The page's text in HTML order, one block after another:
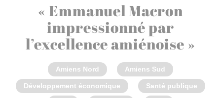
« Emmanuel Macron
impressionné par
l’excellence amiénoise »
Amiens Nord Amiens Sud
Développement économique Santé publique